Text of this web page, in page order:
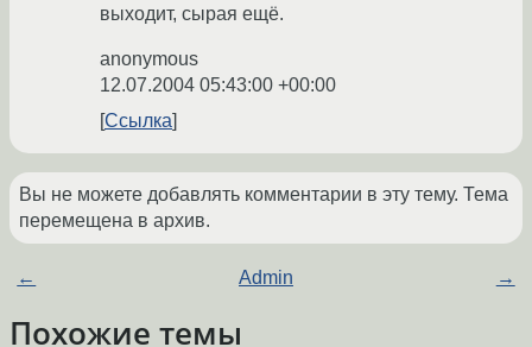
выходит, сырая ещё.
anonymous
12.07.2004 05:43:00 +00:00
Ссылка
Вы не можете добавлять комментарии в эту тему. Тема
перемещена в архив.
← Admin →
Похожие темы